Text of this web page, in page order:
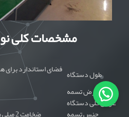
مشخصات کلی
طول دستگاه
عرض تسمه
عرض کلی دستگاه
Pvc (پی وی سی) – ضخامت 2 میلی متر – آنتی استاتیک جنس تسمه